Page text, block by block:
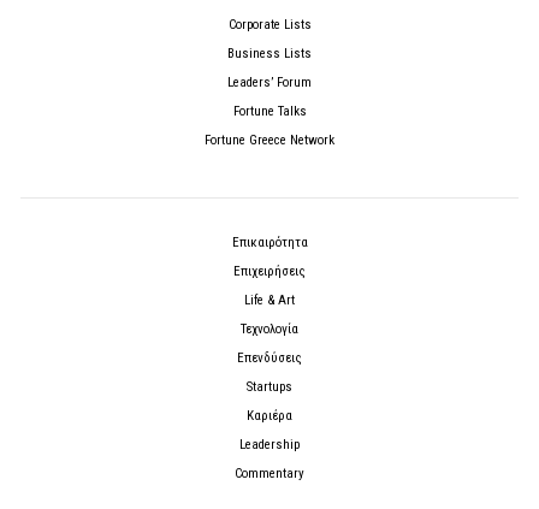
Corporate Lists
Business Lists
Leaders’ Forum
Fortune Talks
Fortune Greece Network
Επικαιρότητα
Επιχειρήσεις
Life & Art
Τεχνολογία
Επενδύσεις
Startups
Καριέρα
Leadership
Commentary